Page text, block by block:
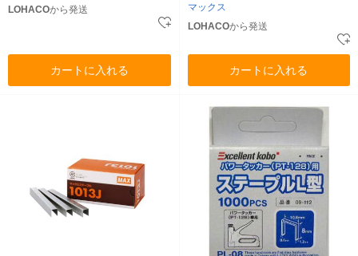
LOHACOから発送
カートに入れる
マックス
LOHACOから発送
カートに入れる